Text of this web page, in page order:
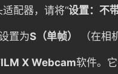
配器，请将“设置：不
置为S（单帧） （在相
X Webcam软件。